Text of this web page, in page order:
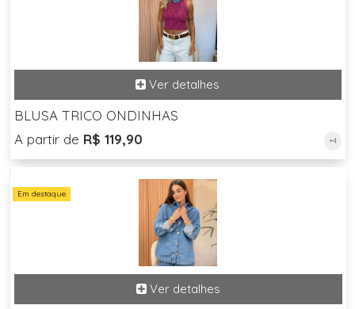
BLUSA TRICO ONDINHAS
A partir de R$ 119,90 +4
Em destaque